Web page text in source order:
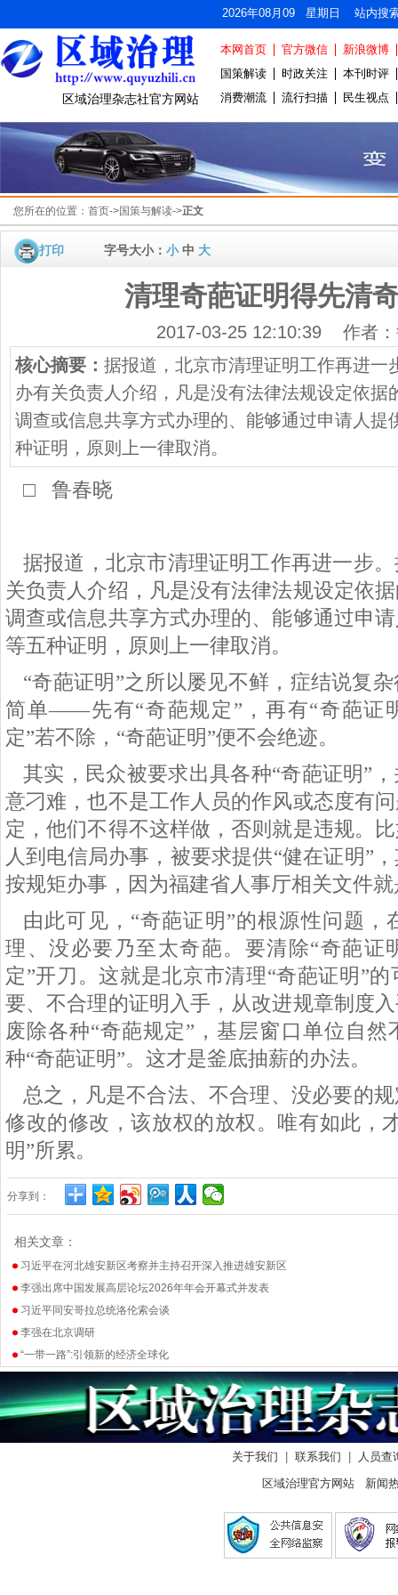
2026年08月09 星期日 站内搜
区域治理杂志社官方网站
本网首页 官方微信
新浪微博
国策解读
时政关注
本刊时评
消费潮流
流行扫描 民生视点
您所在的位置： 首页->国策与解读->正文
打印 字号大小： 小中 大
清理奇葩证明得先清
2017-03-25 12:10:39 作者：
核心摘要： 据报道，北京市清理证明工作再进一
办有关负责人介绍，凡是没有法律法规设定依据
调查或信息共享方式办理的、能够通过申请人提
种证明，原则上一律取消。
□ 鲁春晓
据报道，北京市清理证明工作再进一步
关负责人介绍，凡是没有法律法规设定依
调查或信息共享方式办理的、能够通过申
等五种证明，原则上一律取消。
“奇葩证明”之所以屡见不鲜，症结说复
简单——先有“奇葩规定”，再有“奇葩证
定”若不除，“奇葩证明”便不会绝迹。
其实，民众被要求出具各种“奇葩证明”
意刁难，也不是工作人员的作风或态度有
定，他们不得不这样做，否则就是违规。
人到电信局办事，被要求提供“健在证明”
按规矩办事，因为福建省人事厅相关文件
由此可见， “奇葩证明”的根源性问题，
理、没必要乃至太奇葩。要清除“奇葩证
定”开刀。这就是北京市清理“奇葩证明”
要、不合理的证明入手，从改进规章制度
废除各种“奇葩规定”，基层窗口单位自
种“奇葩证明”。这才是釜底抽薪的办法。
总之，凡是不合法、不合理、没必要的
修改的修改，该放权的放权。唯有如此，
明”所累。
分享到：
相关文章：
习近平在河北雄安新区考察并主持召开深入推进雄安新区
李强出席中国发展高层论坛2026年年会开幕式并发表
习近平同安哥拉总统洛伦索会谈
李强在北京调研
“一带一路”:引领新的经济全球化
关于我们 联系我们
人员查
区域治理官方网站 新闻